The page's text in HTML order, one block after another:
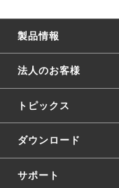
製品情報
法人のお客様
トピックス
ダウンロード
サポート